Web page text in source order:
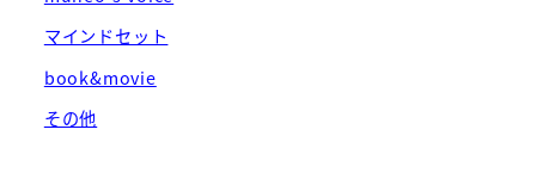
マインドセット
book&movie
その他